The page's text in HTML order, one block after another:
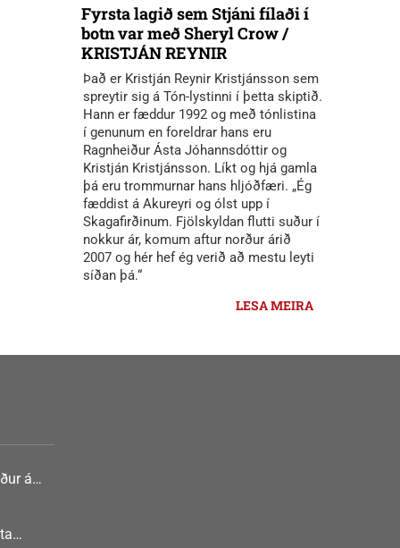
Fyrsta lagið sem Stjáni fílaði í
botn var með Sheryl Crow /
KRISTJÁN REYNIR
Það er Kristján Reynir Kristjánsson sem
spreytir sig á Tón-lystinni í þetta skiptið.
Hann er fæddur 1992 og með tónlistina
í genunum en foreldrar hans eru
Ragnheiður Ásta Jóhannsdóttir og
Kristján Kristjánsson. Líkt og hjá gamla
þá eru trommurnar hans hljóðfæri. „Ég
fæddist á Akureyri og ólst upp í
Skagafirðinum. Fjölskyldan flutti suður í
nokkur ár, komum aftur norður árið
2007 og hér hef ég verið að mestu leyti
síðan þá.“
LESA MEIRA
á